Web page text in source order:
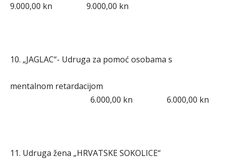
9.000,00 kn 9.000,00 kn
10. „JAGLAC“- Udruga za pomoć osobama s
mentalnom retardacijom
6.000,00 kn 6.000,00 kn
11. Udruga žena „HRVATSKE SOKOLICE“